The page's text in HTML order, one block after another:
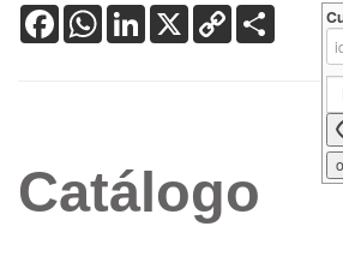
FacebookWhatsApp
LinkedIn
X Copy
Link
Catálogo